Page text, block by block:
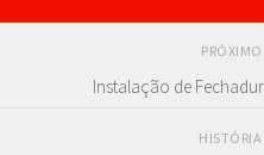
Instalação de